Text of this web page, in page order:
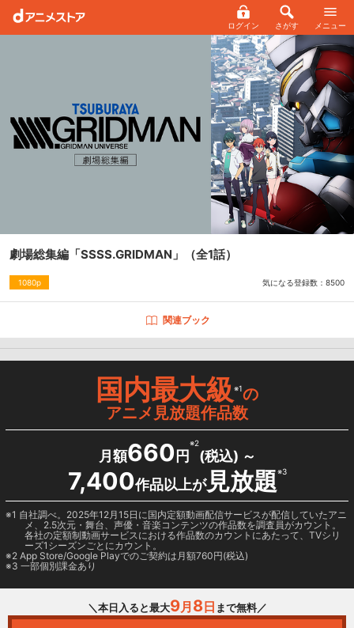
ログイン さがす メニュー
劇場総集編「SSSS.GRIDMAN」 （全1話）
1080p 気になる登録数： 8500
関連ブック
国内最大級※1の
アニメ見放題作品数
月額660 円
※2
(税込) ～
7,400作品以上が見放題※3
1 自社調べ。2025年12月15日に国内定額動画配信サービスが配信していたアニ
メ、2.5次元・舞台、声優・音楽コンテンツの作品数を調査員がカウント。
各社の定額制動画サービスにおける作品数のカウントにあたって、TVシリ
ーズ1シーズンごとにカウント。
2 App Store/Google Playでのご契約は月額760円(税込)
3 一部個別課金あり
＼本日入ると最大9月 8日 まで無料／